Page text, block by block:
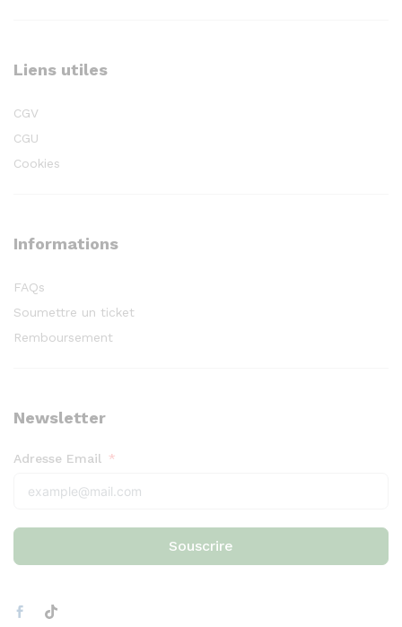
Liens utiles
CGV
CGU
Cookies
Informations
FAQs
Soumettre un ticket
Remboursement
Newsletter
Adresse Email
Souscrire